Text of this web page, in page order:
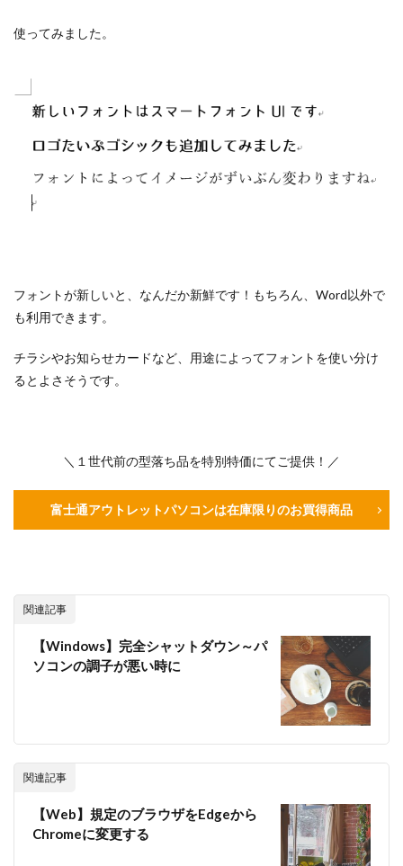
使ってみました。
フォントが新しいと、なんだか新鮮です！もちろん、Word以外で
も利用できます。
チラシやお知らせカードなど、用途によってフォントを使い分け
るとよさそうです。
＼１世代前の型落ち品を特別特価にてご提供！／
富士通アウトレットパソコンは在庫限りのお買得商品
関連記事
【Windows】完全シャットダウン～パ
ソコンの調子が悪い時に
関連記事
【Web】規定のブラウザをEdgeから
Chromeに変更する